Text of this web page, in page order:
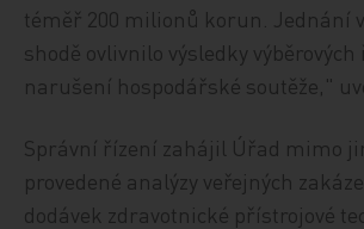
téměř 200 milionů korun. Jednání
shodě ovlivnilo výsledky
narušení hospodářské soutěže,"
Správní řízení zahájil Úřad mimo
provedené analýzy veřejných
dodávek zdravotnické přístrojové